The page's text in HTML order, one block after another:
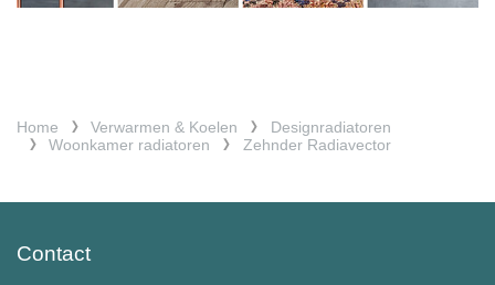
Home Verwarmen & Koelen
Designradiatoren
Woonkamer radiatoren
Zehnder Radiavector
Contact